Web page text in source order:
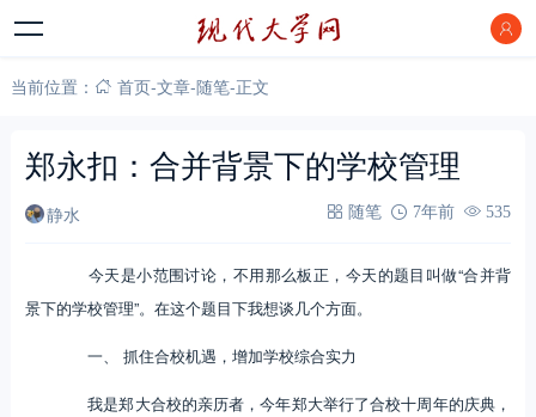
当前位置： 首页-文章-随笔-正文
郑永扣：合并背景下的学校管理
静水 随笔 7年前 535
今天是小范围讨论，不用那么板正，今天的题目叫做“合并背
景下的学校管理”。在这个题目下我想谈几个方面。
一、 抓住合校机遇，增加学校综合实力
我是郑大合校的亲历者，今年郑大举行了合校十周年的庆典，